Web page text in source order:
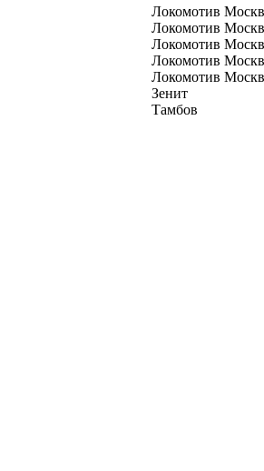
Локомотив
Локомотив
Локомотив
Локомотив
Локомотив
Зенит
Тамбов